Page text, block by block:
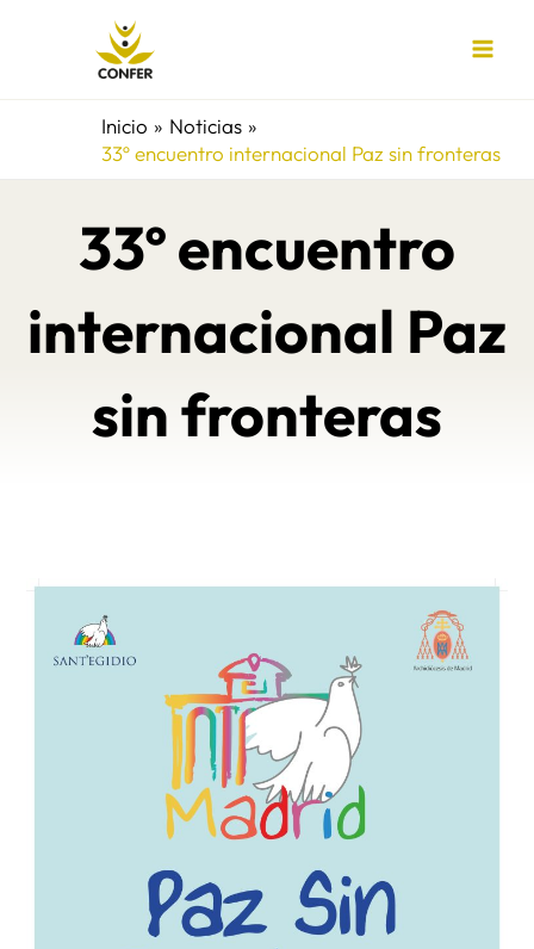
Inicio
Noticias
33º encuentro internacional Paz sin fronteras
33º encuentro
internacional Paz
sin fronteras